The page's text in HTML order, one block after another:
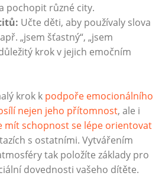
pochopit různé city.
Učte děti, aby používaly slova
„jsem šťastný“, „jsem
krok v jejich emočním
krok k podpoře emocionálního
nejen jeho přítomnost, ale i
mít schopnost se lépe orientovat
s ostatními. Vytvářením
tak položíte základy pro
dovednosti vašeho dítěte.